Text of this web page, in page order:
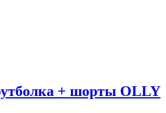
+ шорты OLLY